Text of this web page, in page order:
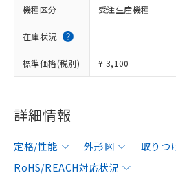
機種区分 受注生産機種
在庫状況
標準価格(税別) ¥ 3,100
詳細情報
定格/性能 外形図 取りつ
RoHS/REACH対応状況